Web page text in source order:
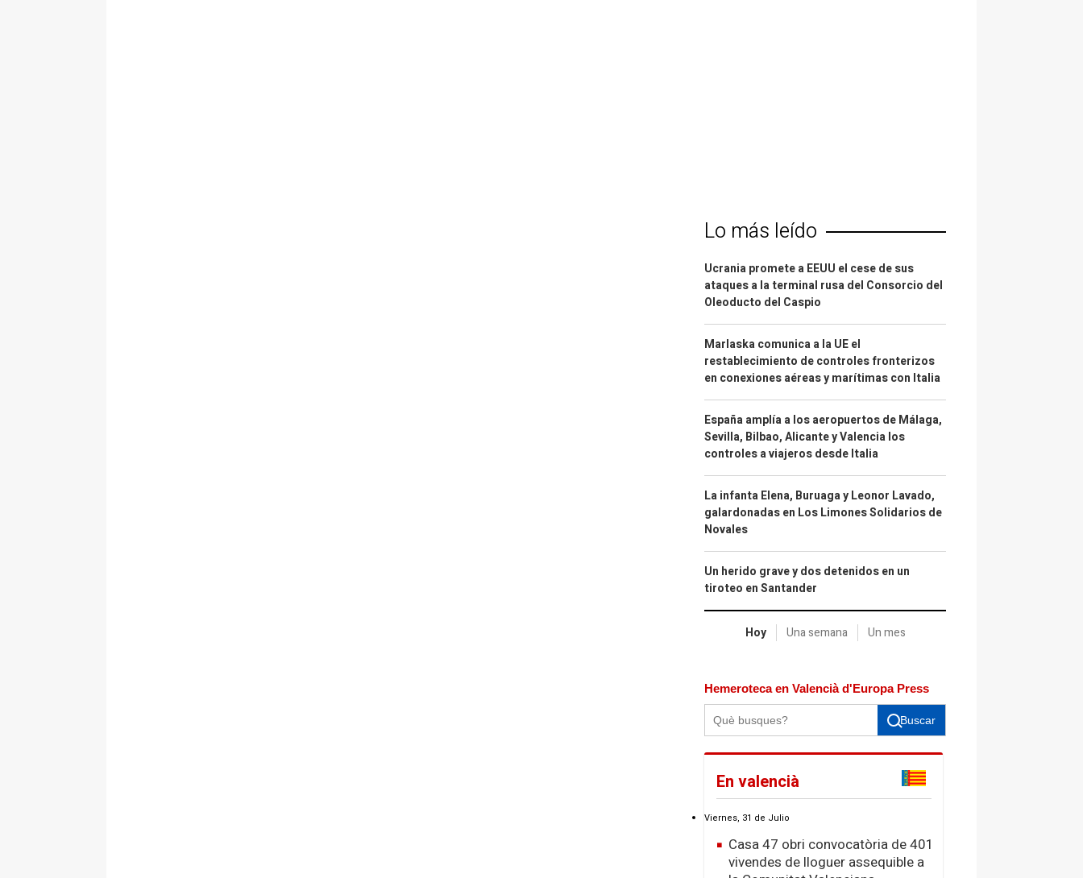
Lo más leído
Ucrania promete a EEUU el cese de sus
ataques a la terminal rusa del Consorcio del
Oleoducto del Caspio
Marlaska comunica a la UE el
restablecimiento de controles fronterizos
en conexiones aéreas y marítimas con Italia
España amplía a los aeropuertos de Málaga,
Sevilla, Bilbao, Alicante y Valencia los
controles a viajeros desde Italia
La infanta Elena, Buruaga y Leonor Lavado,
galardonadas en Los Limones Solidarios de
Novales
Un herido grave y dos detenidos en un
tiroteo en Santander
Hoy Una semana Un mes
Hemeroteca en Valencià d'Europa Press
Buscar
En valencià
Viernes, 31 de Julio
Casa 47 obri convocatòria de 401
vivendes de lloguer assequible a